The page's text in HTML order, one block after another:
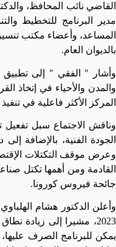
القاضي نائب المحافظ،
مدير البرنامج للتخطيط
المساعد، وأعضاء مكتب تنسيق
بالديوان العام.
وأشار " الفقي " إلى تطبيق
والمدن والأحياء في إتخاذ
المركز الأكثر فاعلية في
وناقش الاجتماع سبل تفعيل
الجودة الفنية، بالإضافة
القادمة ومن أهمها تكتل
جائحة فيروس كورونا.
وأعلن الدكتور هشام
2023، مشيرا إلى زيادة